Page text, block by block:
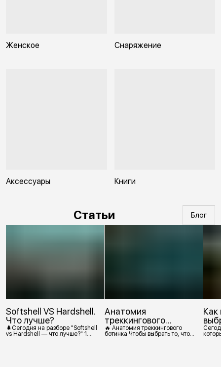
Женское Снаряжение
Аксессуары Книги
Статьи Блог
Softshell VS Hardshell.
Что лучше?
🌲Сегодня на разборе "Softshell
vs Hardshell — что лучше?" 1.
Анатомия
треккингового
ботинка
🔥 Анатомия треккингового
ботинка Чтобы выбрать то, что
Как